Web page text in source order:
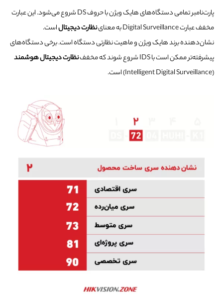
پارت‌نامبر تمامی دستگاه‌های هایک ویژن با حروف DS شروع می‌شود. این عبارت
مخفف عبارت Digital Surveillance به معنای
نظارت دیجیتالاست.
نشان‌دهنده برند هایک ویژن و ماهیت نظارتی دستگاه است. برخی دستگاه‌های
پیشرفته‌تر ممکن است با IDS شروع شوند که مخفف
نظارت دیجیتال هوشمند
(Intelligent Digital Surveillance) است.